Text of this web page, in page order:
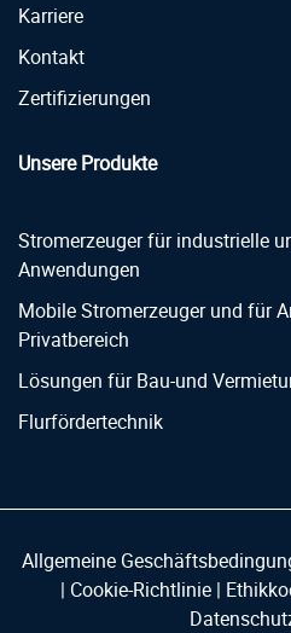
Karriere
Kontakt
Zertifizierungen
Unsere Produkte
Stromerzeuger für industrielle
Anwendungen
Mobile Stromerzeuger und für
Privatbereich
Lösungen für Bau-und
Flurfördertechnik
Allgemeine
| Cookie-Richtlinie|